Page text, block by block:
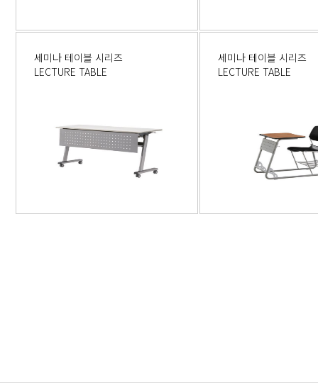
세미나 테이블 시리즈
LECTURE TABLE
세미나 테이블 시리즈
LECTURE TABLE